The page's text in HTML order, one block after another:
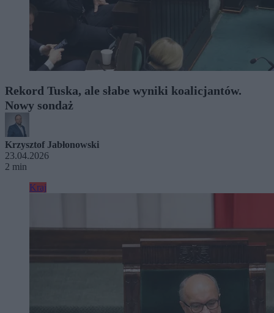
Rekord Tuska, ale słabe wyniki koalicjantów.
Nowy sondaż
Krzysztof Jabłonowski
23.04.2026
2 min
Kraj